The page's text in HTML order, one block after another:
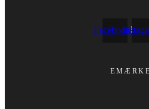
Facebook